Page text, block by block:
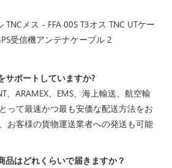
サポートしていますか?
、ARAMEX、EMS、海上輸送、航空輸
って最速かつ最も安価な配送方法をお
お客様の貨物運送業者への発送も可能
品はどれくらいで届きますか？